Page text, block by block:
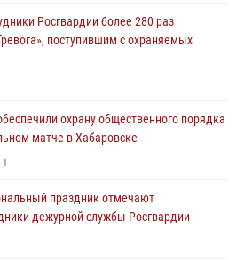
Росгвардии более 280 раз
поступившим с охраняемых
охрану общественного порядка
матче в Хабаровске
1
праздник отмечают
дежурной службы Росгвардии